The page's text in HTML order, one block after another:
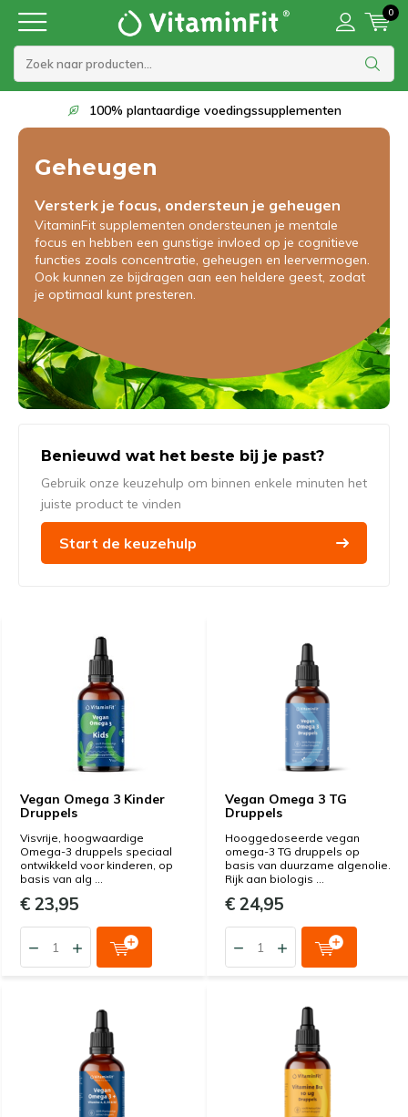
0
Op werkdagen voor 22:00 besteld, morgen in huis
Geheugen
Versterk je focus, ondersteun je geheugen
VitaminFit supplementen ondersteunen je mentale
focus en hebben een gunstige invloed op je cognitieve
functies zoals concentratie, geheugen en leervermogen.
Ook kunnen ze bijdragen aan een heldere geest, zodat
je optimaal kunt presteren.
Benieuwd wat het beste bij je past?
Gebruik onze keuzehulp om binnen enkele minuten het
juiste product te vinden
Start de keuzehulp
Vegan Omega 3 Kinder
Druppels
Visvrije, hoogwaardige
Omega-3 druppels speciaal
ontwikkeld voor kinderen, op
basis van alg ...
€ 23,95
Vegan Omega 3 TG
Druppels
Hooggedoseerde vegan
omega-3 TG druppels op
basis van duurzame algenolie.
Rijk aan biologis ...
€ 24,95